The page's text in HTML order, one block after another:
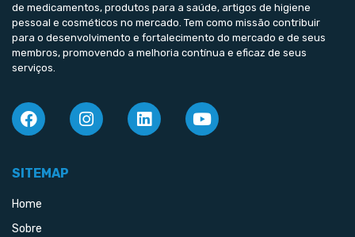
de medicamentos, produtos para a saúde, artigos de higiene
pessoal e cosméticos no mercado. Tem como missão contribuir
para o desenvolvimento e fortalecimento do mercado e de seus
membros, promovendo a melhoria contínua e eficaz de seus
serviços.
SITEMAP
Home
Sobre